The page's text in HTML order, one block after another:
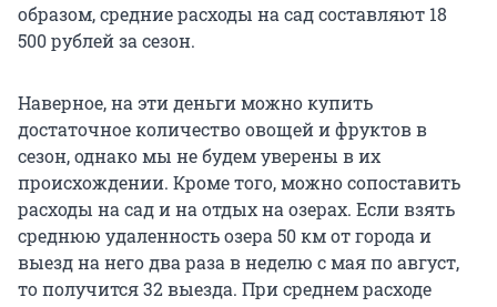
образом, средние расходы на сад составляют 18
500 рублей за сезон.
Наверное, на эти деньги можно купить
достаточное количество овощей и фруктов в
сезон, однако мы не будем уверены в их
происхождении. Кроме того, можно сопоставить
расходы на сад и на отдых на озерах. Если взять
среднюю удаленность озера 50 км от города и
выезд на него два раза в неделю с мая по август,
то получится 32 выезда. При среднем расходе